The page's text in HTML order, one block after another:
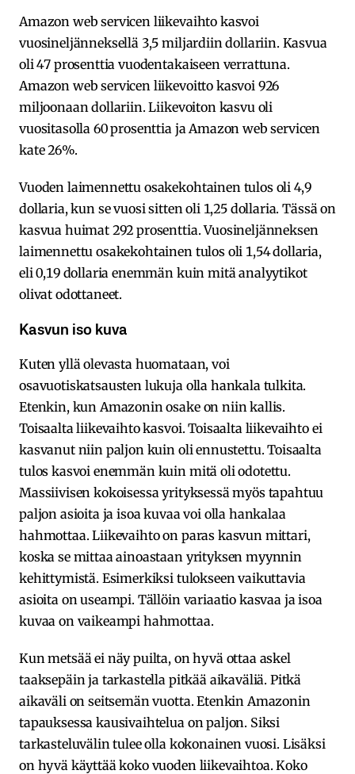
Amazon web servicen liikevaihto kasvoi
vuosineljänneksellä 3,5 miljardiin dollariin. Kasvua
oli 47 prosenttia vuodentakaiseen verrattuna.
Amazon web servicen liikevoitto kasvoi 926
miljoonaan dollariin. Liikevoiton kasvu oli
vuositasolla 60 prosenttia ja Amazon web servicen
kate 26%.
Vuoden laimennettu osakekohtainen tulos oli 4,9
dollaria, kun se vuosi sitten oli 1,25 dollaria. Tässä on
kasvua huimat 292 prosenttia. Vuosineljänneksen
laimennettu osakekohtainen tulos oli 1,54 dollaria,
eli 0,19 dollaria enemmän kuin mitä analyytikot
olivat odottaneet.
Kasvun iso kuva
Kuten yllä olevasta huomataan, voi
osavuotiskatsausten lukuja olla hankala tulkita.
Etenkin, kun Amazonin osake on niin kallis.
Toisaalta liikevaihto kasvoi. Toisaalta liikevaihto ei
kasvanut niin paljon kuin oli ennustettu. Toisaalta
tulos kasvoi enemmän kuin mitä oli odotettu.
Massiivisen kokoisessa yrityksessä myös tapahtuu
paljon asioita ja isoa kuvaa voi olla hankalaa
hahmottaa. Liikevaihto on paras kasvun mittari,
koska se mittaa ainoastaan yrityksen myynnin
kehittymistä. Esimerkiksi tulokseen vaikuttavia
asioita on useampi. Tällöin variaatio kasvaa ja isoa
kuvaa on vaikeampi hahmottaa.
Kun metsää ei näy puilta, on hyvä ottaa askel
taaksepäin ja tarkastella pitkää aikaväliä. Pitkä
aikaväli on seitsemän vuotta. Etenkin Amazonin
tapauksessa kausivaihtelua on paljon. Siksi
tarkasteluvälin tulee olla kokonainen vuosi. Lisäksi
on hyvä käyttää koko vuoden liikevaihtoa. Koko